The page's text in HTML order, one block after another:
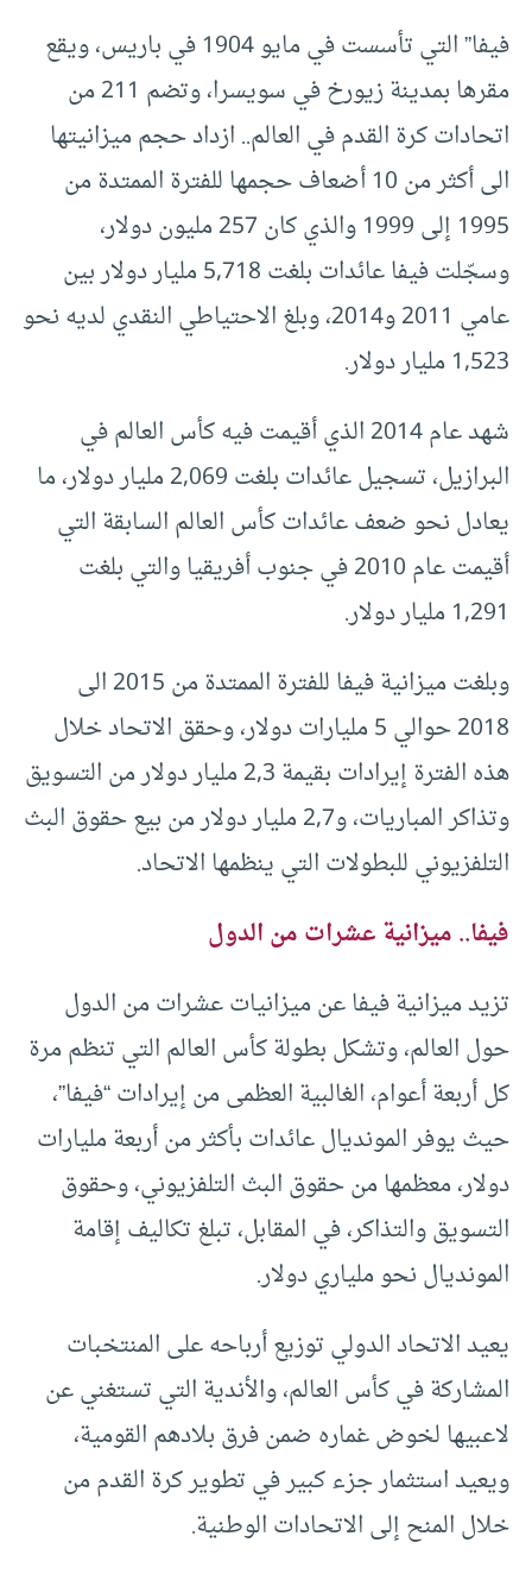
فيفا” التي تأسست في مايو 1904 في باريس، ويقع
مقرها بمدينة زيورخ في سويسرا، وتضم 211 من
اتحادات كرة القدم في العالم.. ازداد حجم ميزانيتها
الى أكثر من 10 أضعاف حجمها للفترة الممتدة من
1995 إلى 1999 والذي كان 257 مليون دولار،
وسجّلت فيفا عائدات بلغت 5,718 مليار دولار بين
عامي 2011 و2014، وبلغ الاحتياطي النقدي لديه نحو
1,523 مليار دولار.
شهد عام 2014 الذي أقيمت فيه كأس العالم في
البرازيل، تسجيل عائدات بلغت 2,069 مليار دولار، ما
يعادل نحو ضعف عائدات كأس العالم السابقة التي
أقيمت عام 2010 في جنوب أفريقيا والتي بلغت
1,291 مليار دولار.
وبلغت ميزانية فيفا للفترة الممتدة من 2015 الى
2018 حوالي 5 مليارات دولار، وحقق الاتحاد خلال
هذه الفترة إيرادات بقيمة 2,3 مليار دولار من التسويق
وتذاكر المباريات، و2,7 مليار دولار من بيع حقوق البث
التلفزيوني للبطولات التي ينظمها الاتحاد.
فيفا.. ميزانية عشرات من الدول
تزيد ميزانية فيفا عن ميزانيات عشرات من الدول
حول العالم، وتشكل بطولة كأس العالم التي تنظم مرة
كل أربعة أعوام، الغالبية العظمى من إيرادات “فيفا”،
حيث يوفر المونديال عائدات بأكثر من أربعة مليارات
دولار، معظمها من حقوق البث التلفزيوني، وحقوق
التسويق والتذاكر، في المقابل، تبلغ تكاليف إقامة
المونديال نحو ملياري دولار.
يعيد الاتحاد الدولي توزيع أرباحه على المنتخبات
المشاركة في كأس العالم، والأندية التي تستغني عن
لاعبيها لخوض غماره ضمن فرق بلادهم القومية،
ويعيد استثمار جزء كبير في تطوير كرة القدم من
خلال المنح إلى الاتحادات الوطنية.